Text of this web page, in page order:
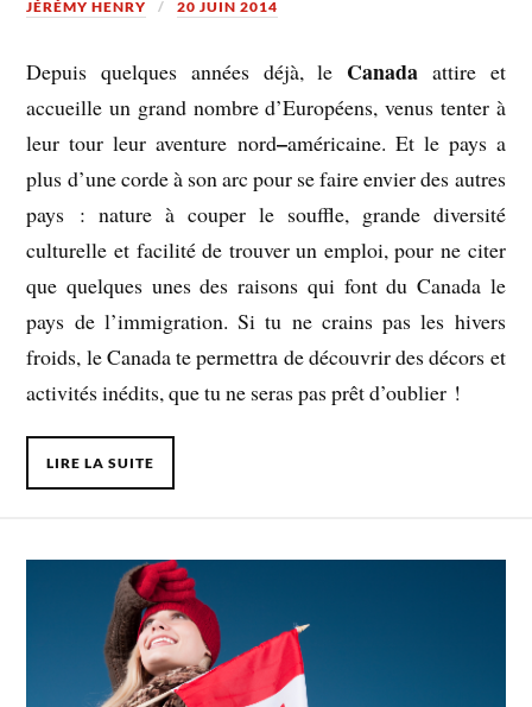
JÉRÉMY HENRY 20 JUIN 2014
Depuis quelques années déjà, le Canada attire et
accueille un grand nombre d’Européens, venus tenter à
leur tour leur aventure nord–américaine. Et le pays a
plus d’une corde à son arc pour se faire envier des autres
pays : nature à couper le souffle, grande diversité
culturelle et facilité de trouver un emploi, pour ne citer
que quelques unes des raisons qui font du Canada le
pays de l’immigration. Si tu ne crains pas les hivers
froids, le Canada te permettra de découvrir des décors et
activités inédits, que tu ne seras pas prêt d’oublier !
LIRE LA SUITE